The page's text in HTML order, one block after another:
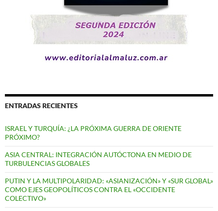
ENTRADAS RECIENTES
ISRAEL Y TURQUÍA: ¿LA PRÓXIMA GUERRA DE ORIENTE
PRÓXIMO?
ASIA CENTRAL: INTEGRACIÓN AUTÓCTONA EN MEDIO DE
TURBULENCIAS GLOBALES
PUTIN Y LA MULTIPOLARIDAD: «ASIANIZACIÓN» Y «SUR GLOBAL»
COMO EJES GEOPOLÍTICOS CONTRA EL «OCCIDENTE
COLECTIVO»